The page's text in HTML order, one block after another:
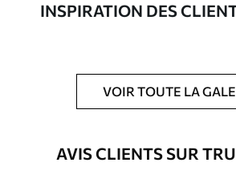
Possibilité d'ajouter
protecteur pour
du tableau.
Matériaux disponibles
INSPIRATION DES
VOIR TOUTE LA
AVIS CLIENTS SUR